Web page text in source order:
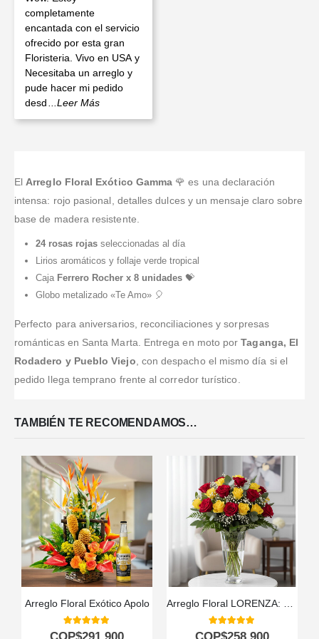
completamente
encantada con el servicio
ofrecido por esta gran
Floristeria. Vivo en USA y
Necesitaba un arreglo y
pude hacer mi pedido
desd
...Leer Más
El Arreglo Floral Exótico Gamma 🌹 es una declaración
intensa: rojo pasional, detalles dulces y un mensaje claro sobre
base de madera resistente.
24 rosas rojasseleccionadas al día
Lirios aromáticos y follaje verde tropical
Caja Ferrero Rocher x 8 unidades💝
Globo metalizado «Te Amo» 🎈
Perfecto para aniversarios, reconciliaciones y sorpresas
románticas en Santa Marta. Entrega en moto porTaganga, El
Rodadero y Pueblo Viejo , con despacho el mismo día si el
pedido llega temprano frente al corredor turístico.
TAMBIÉN TE RECOMENDAMOS…
Arreglo Floral Exótico Apolo
5.00out of 5 5.00out of 5